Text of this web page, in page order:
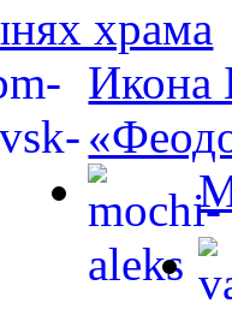
храма
Икона